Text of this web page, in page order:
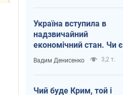
Україна вступила в
надзвичайний
економічний стан. Чи є
світло вкінці тунелю?
Вадим Денисенко 3,2 т.
Чий буде Крим, той і